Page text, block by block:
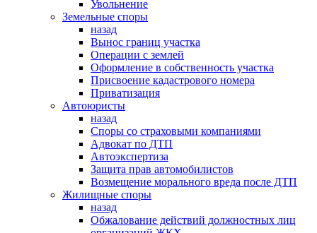
Увольнение
Земельные споры
назад
Вынос границ участка
Операции с землей
Оформление в собственность участка
Присвоение кадастрового номера
Приватизация
Автоюристы
назад
Споры со страховыми компаниями
Адвокат по ДТП
Автоэкспертиза
Защита прав автомобилистов
Возмещение морального вреда после ДТП
Жилищные споры
назад
Обжалование действий должностных лиц